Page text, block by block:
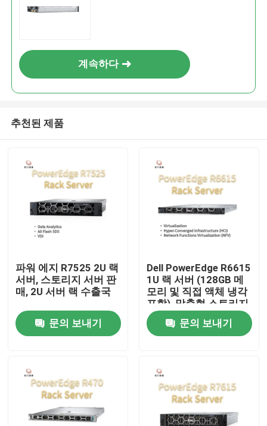
집
제품
우리 에 관한 것
계속하다
추천된 제품
파워 에지 R7525 2U 랙
서버, 스토리지 서버 판
매, 2U 서버 랙 수출국
문의 보내기
Dell PowerEdge R6615
1U 랙 서버 (128GB 메
모리 및 직접 액체 냉각
포함), 맞춤형 스토리지
서버, 2웨이 서버
문의 보내기